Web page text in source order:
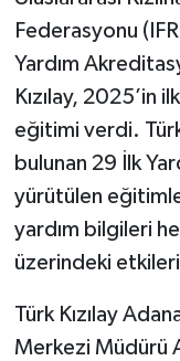
Federasyonu
Yardım
Kızılay, 2025’in
eğitimi verdi.
bulunan 29 İlk
yürütülen
yardım bilgileri
üzerindeki etkileri
Türk Kızılay
Merkezi Müdürü